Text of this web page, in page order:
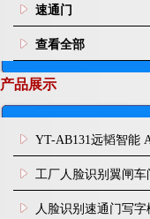
速通门
查看全部
产品展示
YT-AB131远韬智能
闸机双通道互锁防尾
机
工厂人脸识别翼闸车
入口人行通道门禁
人脸识别速通门写字